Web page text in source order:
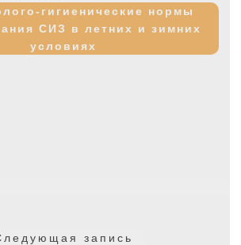
запись:
гигиенические нормы
СИЗ в летних и зимних
условиях
запись